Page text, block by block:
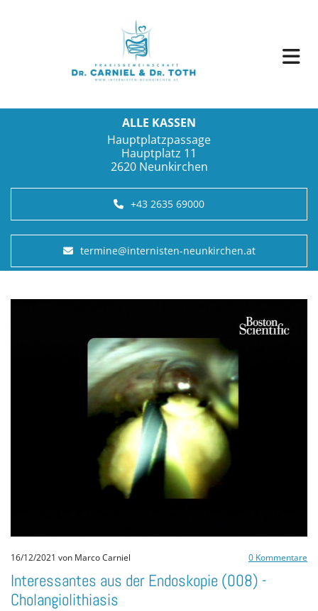
ALLE KASSEN
Hauptplatzpassage
Hauptplatz 11
2620 Neunkirchen
+43 2635 69000
termine@internisten-neunkirchen.at
16/12/2021 von Marco Carniel 0 Kommentare
Interessantes aus der Endoskopie (008) -
Cholangiolithiasis